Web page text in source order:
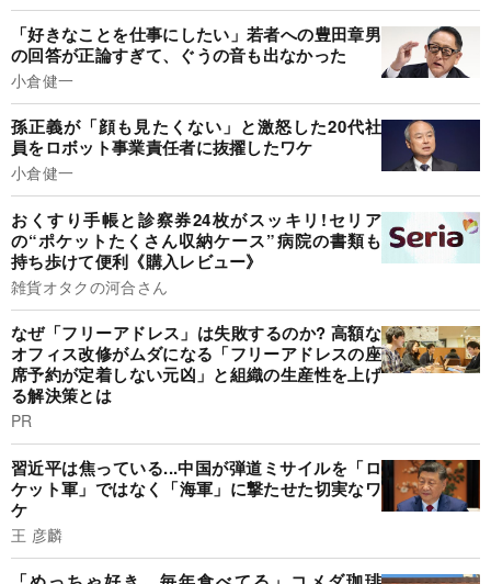
「好きなことを仕事にしたい」若者への豊田章男
の回答が正論すぎて、ぐうの音も出なかった
小倉健一
孫正義が「顔も見たくない」と激怒した20代社
員をロボット事業責任者に抜擢したワケ
小倉健一
おくすり手帳と診察券24枚がスッキリ!セリア
の“ポケットたくさん収納ケース”病院の書類も
持ち歩けて便利《購入レビュー》
雑貨オタクの河合さん
なぜ「フリーアドレス」は失敗するのか? 高額な
オフィス改修がムダになる「フリーアドレスの座
席予約が定着しない元凶」と組織の生産性を上げ
る解決策とは
PR
習近平は焦っている...中国が弾道ミサイルを「ロ
ケット軍」ではなく「海軍」に撃たせた切実なワ
ケ
王 彦麟